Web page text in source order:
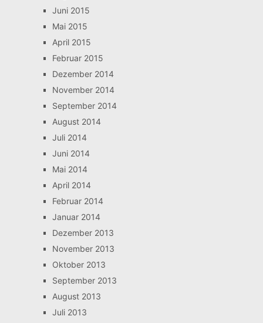
Juni 2015
Mai 2015
April 2015
Februar 2015
Dezember 2014
November 2014
September 2014
August 2014
Juli 2014
Juni 2014
Mai 2014
April 2014
Februar 2014
Januar 2014
Dezember 2013
November 2013
Oktober 2013
September 2013
August 2013
Juli 2013